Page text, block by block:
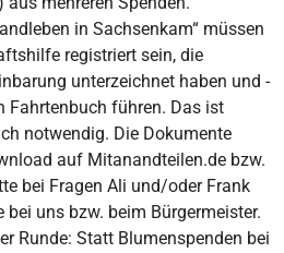
in Sachsenkam“ müssen
registriert sein, die
unterzeichnet haben und -
Fahrtenbuch führen. Das ist
notwendig. Die Dokumente
auf Mitanandteilen.de bzw.
bei Fragen Ali und/oder Frank
bei uns bzw. beim Bürgermeister.
Runde: Statt Blumenspenden bei